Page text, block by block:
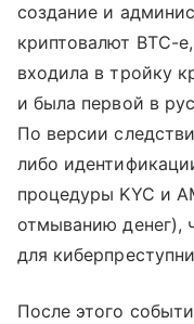
создание и
криптовалют BTC-
входила в тройку
и была первой в
По версии
либо
процедуры KYC и
отмыванию денег),
для
После этого